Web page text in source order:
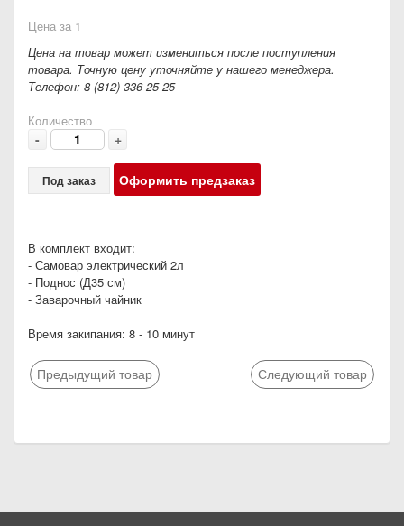
Цена за 1
Цена на товар может измениться после поступления
товара. Точную цену уточняйте у нашего менеджера.
Телефон: 8 (812) 336-25-25
Количество
- +
Под заказ Оформить предзаказ
В комплект входит:
- Самовар электрический 2л
- Поднос (Д35 см)
- Заварочный чайник
Время закипания: 8 - 10 минут
Предыдущий товар Следующий товар